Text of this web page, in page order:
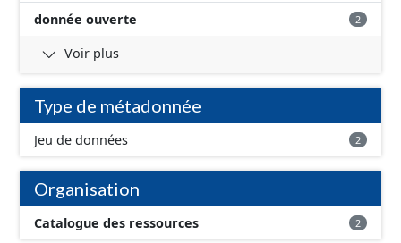
donnée ouverte 2
Voir plus
Type de métadonnée
Jeu de données 2
Organisation
Catalogue des ressources 2